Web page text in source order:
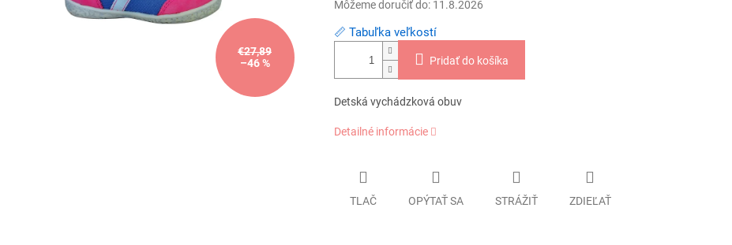
€27,89
–46 %
Môžeme doručiť do: 11.8.2026
📏 Tabuľka veľkostí
Pridať do košíka
Detská vychádzková obuv
Detailné informácie
TLAČ OPÝTAŤ SA STRÁŽIŤ ZDIEĽAŤ